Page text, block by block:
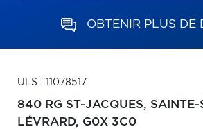
OBTENIR PLUS DE
ULS : 11078517
840 RG ST-JACQUES, SAINTE-
LÉVRARD, G0X 3C0